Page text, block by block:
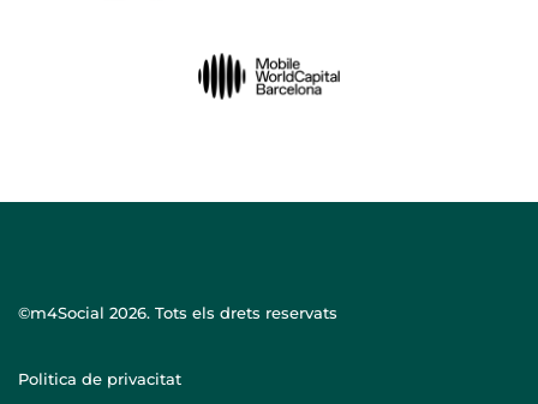
©m4Social 2026. Tots els drets reservats
Politica de privacitat